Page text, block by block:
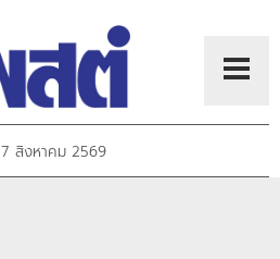
สิงหาคม 2569